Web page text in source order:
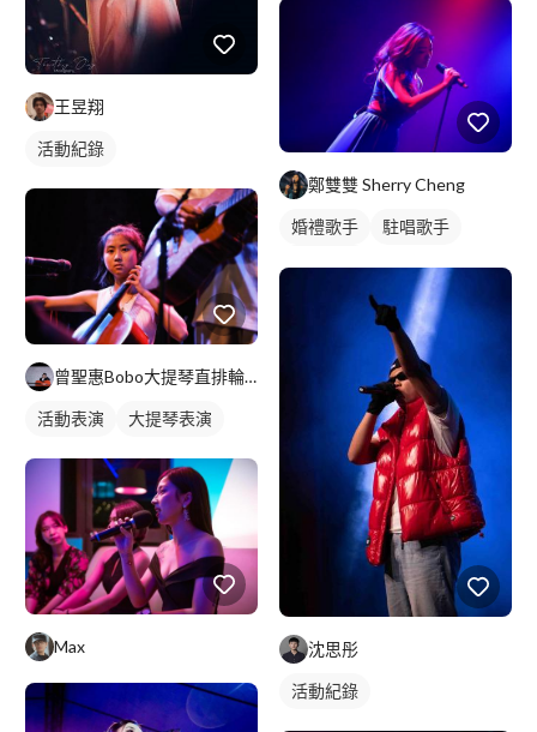
王昱翔
活動紀錄
曾聖惠Bobo大提琴直排輪教學
活動表演 大提琴表演
Max
鄭雙雙 Sherry Cheng
婚禮歌手
駐唱歌手
沈思彤
活動紀錄